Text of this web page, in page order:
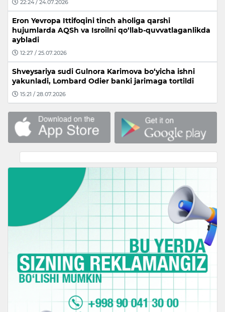
22:24 / 24.07.2026
Eron Yevropa Ittifoqini tinch aholiga qarshi
hujumlarda AQSh va Isroilni qo‘llab-quvvatlaganlikda
aybladi
12:27 / 25.07.2026
Shveysariya sudi Gulnora Karimova bo‘yicha ishni
yakunladi, Lombard Odier banki jarimaga tortildi
15:21 / 28.07.2026